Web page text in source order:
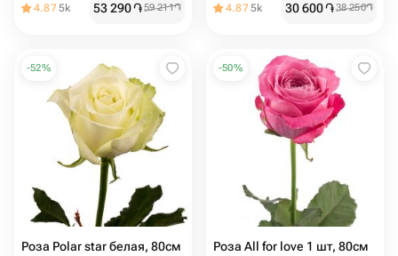
4.875k 53 290֏59 211֏ 4.875k 30 600֏38 250֏
-52%
Роза Polar star белая, 80см
-50%
Роза All for love 1 шт, 80см